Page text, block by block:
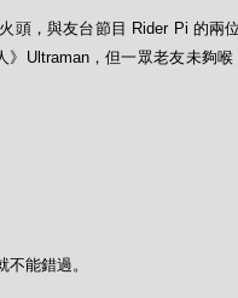
頭，與友台節目 Rider Pi 的兩
Ultraman，但一眾老友未夠
能錯過。